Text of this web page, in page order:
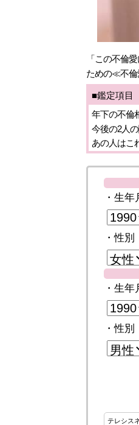
「この不倫
ための≪不倫
■鑑定項目
年下の不倫
今後の2人
あの人はこ
・生年
・性別
・生年
・性別
テレシス